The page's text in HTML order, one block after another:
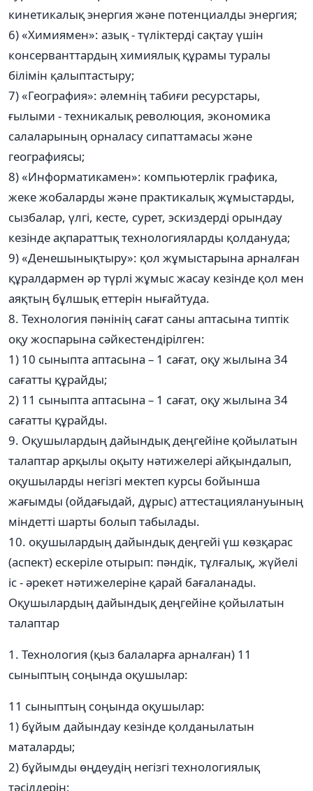
кинетикалық энергия және потенциалды энергия;
6) «Химиямен»: азық - түліктерді сақтау үшін
консерванттардың химиялық құрамы туралы
білімін қалыптастыру;
7) «География»: әлемнің табиғи ресурстары,
ғылыми - техникалық революция, экономика
салаларының орналасу сипаттамасы және
географиясы;
8) «Информатикамен»: компьютерлік графика,
жеке жобаларды және практикалық жұмыстарды,
сызбалар, үлгі, кесте, сурет, эскиздерді орындау
кезінде ақпараттық технологияларды қолдануда;
9) «Денешынықтыру»: қол жұмыстарына арналған
құралдармен әр түрлі жұмыс жасау кезінде қол мен
аяқтың бұлшық еттерін нығайтуда.
8. Технология пәнінің сағат саны аптасына типтік
оқу жоспарына сәйкестендірілген:
1) 10 сыныпта аптасына – 1 сағат, оқу жылына 34
сағатты құрайды;
2) 11 сыныпта аптасына – 1 сағат, оқу жылына 34
сағатты құрайды.
9. Оқушылардың дайындық деңгейіне қойылатын
талаптар арқылы оқыту нәтижелері айқындалып,
оқушыларды негізгі мектеп курсы бойынша
жағымды (ойдағыдай, дұрыс) аттестациялануының
міндетті шарты болып табылады.
10. оқушылардың дайындық деңгейі үш көзқарас
(аспект) ескеріле отырып: пәндік, тұлғалық, жүйелі
іс - әрекет нәтижелеріне қарай бағаланады.
Оқушылардың дайындық деңгейіне қойылатын
талаптар
1. Технология (қыз балаларға арналған) 11
сыныптың соңында оқушылар:
11 сыныптың соңында оқушылар:
1) бұйым дайындау кезінде қолданылатын
маталарды;
2) бұйымды өңдеудің негізгі технологиялық
тәсілдерін;